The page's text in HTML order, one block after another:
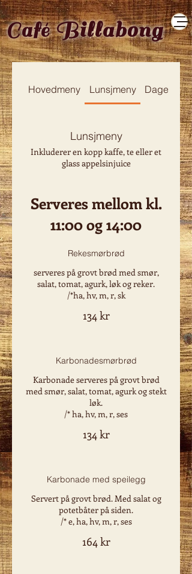
CaféBillabong
Hovedmeny Lunsjmeny Dagens
Lunsjmeny
Inkluderer en kopp kaffe, te eller et
glass appelsinjuice
Serveres mellom kl.
11:00 og 14:00
Rekesmørbrød
serveres på grovt brød med smør,
salat, tomat, agurk, løk og reker.
/*ha, hv, m, r, sk
134 kr
Karbonadesmørbrød
Karbonade serveres på grovt brød
med smør, salat, tomat, agurk og stekt
løk.
/* ha, hv, m, r, ses
134 kr
Karbonade med speilegg
Servert på grovt brød. Med salat og
potetbåter på siden.
/* e, ha, hv, m, r, ses
164 kr